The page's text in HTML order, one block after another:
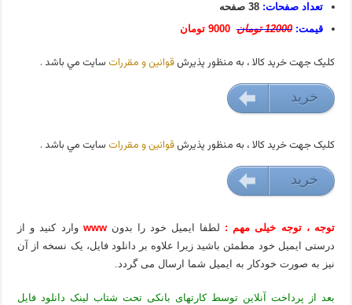
تعداد صفحات: 38 صفحه
قیمت:12000 تومان 9000 تومان
کليک جهت خريد کالا ، به منظور پذيرشقوانين و مقررات سايت مي باشد .
9000 تومان خريد
کليک جهت خريد کالا ، به منظور پذيرشقوانين و مقررات سايت مي باشد .
9000 تومان خريد
توجه ، توجه خیلی مهم : لطفا ایمیل خود را بدون www وارد کنید و از
درستی ایمیل خود مطمئن باشید زیرا علاوه بر دانلود فایل، یک نسخه از آن
نیز به صورت خودکار به ایمیل شما ارسال می گردد.
بعد از پرداخت آنلاین توسط کارتهای بانکی تحت شتاب لینک دانلود فایل